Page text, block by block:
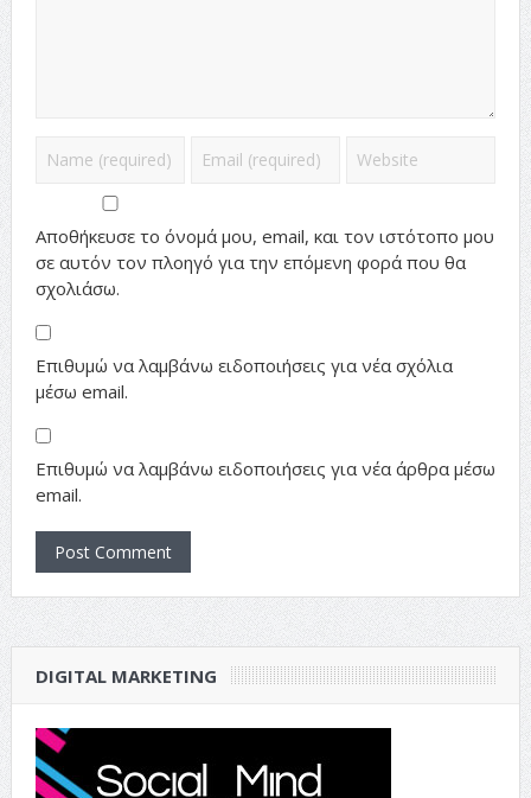
Αποθήκευσε το όνομά μου, email, και τον ιστότοπο μου
σε αυτόν τον πλοηγό για την επόμενη φορά που θα
σχολιάσω.
Επιθυμώ να λαμβάνω ειδοποιήσεις για νέα σχόλια
μέσω email.
Επιθυμώ να λαμβάνω ειδοποιήσεις για νέα άρθρα μέσω
email.
DIGITAL MARKETING